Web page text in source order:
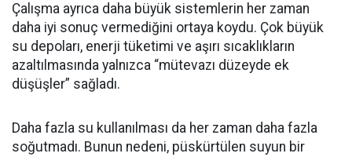
Çalışma ayrıca daha büyük sistemlerin her zaman
daha iyi sonuç vermediğini ortaya koydu. Çok büyük
su depoları, enerji tüketimi ve aşırı sıcaklıkların
azaltılmasında yalnızca “mütevazı düzeyde ek
düşüşler” sağladı.
Daha fazla su kullanılması da her zaman daha fazla
soğutmadı. Bunun nedeni, püskürtülen suyun bir